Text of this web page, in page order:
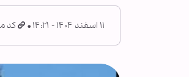
۱۱ اسفند ۱۴۰۴ - ۱۴:۲۱ کد